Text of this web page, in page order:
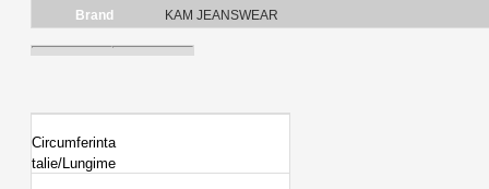
Brand KAM JEANSWEAR
Circumferinta
talie/Lungime